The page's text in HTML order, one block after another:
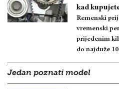
kad
Remenski
vremenski
prijeđenim
do najduže
Jedan poznati model